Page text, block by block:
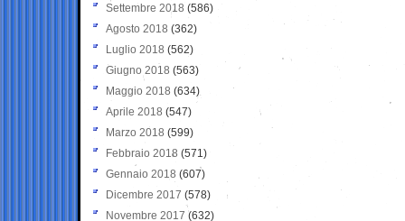
Settembre 2018 (586)
Agosto 2018 (362)
Luglio 2018 (562)
Giugno 2018 (563)
Maggio 2018 (634)
Aprile 2018 (547)
Marzo 2018 (599)
Febbraio 2018 (571)
Gennaio 2018 (607)
Dicembre 2017 (578)
Novembre 2017 (632)